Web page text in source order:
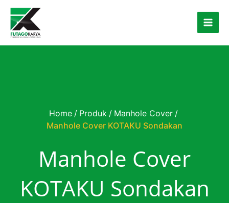
Skip to content
Home / Produk / Manhole Cover /
Manhole Cover KOTAKU Sondakan
Manhole Cover
KOTAKU Sondakan